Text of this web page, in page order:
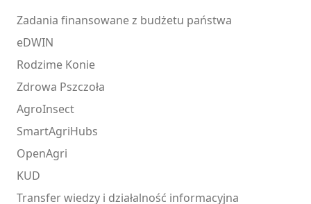
Zadania finansowane z budżetu państwa
eDWIN
Rodzime Konie
Zdrowa Pszczoła
AgroInsect
SmartAgriHubs
OpenAgri
KUD
Transfer wiedzy i działalność informacyjna